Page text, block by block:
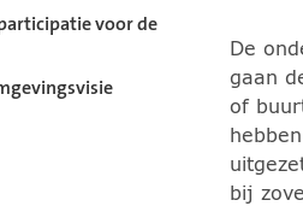
voor de
De
gaan
of
bij